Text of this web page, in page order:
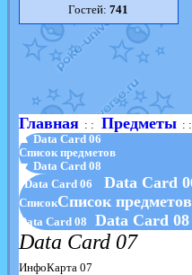
Гостей:741
Главная: : Предметы: :
▲ Data Card 06
Список предметов
▼ Data Card 08
Data Card 06
Data Card
СписокСписок предметов
Data Card 08 Data Card 08
Data Card 07
ИнфоКарта 07